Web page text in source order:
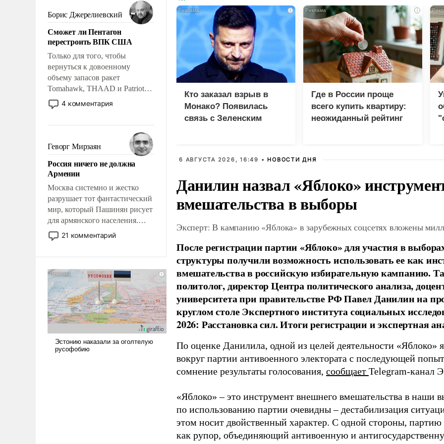
ударами судьбы, брать на себя
ответственность, помогать
слабым, идти вперед и
адаптироваться.
Борис Джерелиевский
Сможет ли Пентагон
перестроить ВПК США
Только для того, чтобы
вернуться к довоенному
объему запасов ракет
Tomahawk, THAAD и Patriot
США потребуется более трех
лет. Даже небольшая война с
Сложившаяся ситуация
означает многолетний период
уязвимости США, например,
перед Китаем.
4 комментария
Геворг Мирзаян
Россия ничего не должна
Армении
Москва системно и жестко
разрушает тот фантастический
мир, который Пашинян рисует
для армянского населения.
Мир, где политические
прожекты будут безусловно
налогоплательщиков и где
Еревану за свои поступки не
нужно отвечать.
21 комментарий
i
Кто заказал взрыв в
Монако? Появилась
связь с Зеленским
i
Где в России проще
всего купить квартиру:
неожиданный рейтинг
6 АВГУСТА 2026, 16:49 • НОВОСТИ ДНЯ
Данилин назвал «Яблоко»
вмешательства в выборы
Эксперт: В кампанию «Яблока» в зарубежных соцсетях вложены
После регистрации партии «Яблоко» для участия в
структуры получили возможность использовать ее как
вмешательства в российскую избирательную кампанию.
политолог, директор Центра политического анализа,
университета при правительстве РФ Павел Данилин на
круглом столе Экспертного института социальных
2026: Расстановка сил. Итоги регистрации и экспертная
По оценке Данилила, одной из целей деятельности «Яблоко»
вокруг партии антивоенного электората с последующей
сомнение результаты голосования, сообщает Telegram-канал
«Яблоко» – это инструмент внешнего вмешательства в наши
по использованию партии очевидны – дестабилизация
этом носит двойственный характер. С одной стороны, партию
как рупор, объединяющий антивоенную и